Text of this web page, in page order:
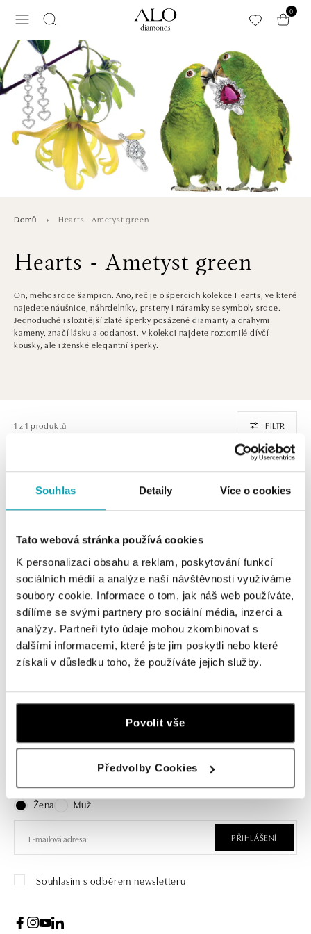
Souhlas Detaily Více o cookies
Tato webová stránka používá cookies
K personalizaci obsahu a reklam, poskytování funkcí
sociálních médií a analýze naší návštěvnosti využíváme
soubory cookie. Informace o tom, jak náš web používáte,
sdílíme se svými partnery pro sociální média, inzerci a
analýzy. Partneři tyto údaje mohou zkombinovat s
dalšími informacemi, které jste jim poskytli nebo které
získali v důsledku toho, že používáte jejich služby.
Povolit vše
Předvolby Cookies
0
Domů Hearts - Ametyst green
Hearts - Ametyst green
On, mého srdce šampion. Ano, řeč je o špercích kolekce Hearts, ve které
najedete náušnice, náhrdelníky, prsteny i náramky se symboly srdce.
Jednoduché i složitější zlaté šperky posázené diamanty a drahými
kameny, značí lásku a oddanost. V kolekci najdete roztomilé dívčí
kousky, ale i ženské elegantní šperky.
1 z 1 produktů FILTR
ALO
Náušnice s diamanty a ametystem
Sweet Infatuation
od 83 551 Kč
Přihlášení k odběru newsletteru
Objevte nejnovější kolekce, novinky a exkluzivní produkty.
Žena
Muž
PŘIHLÁŠENÍ
Souhlasím s odběrem newsletteru